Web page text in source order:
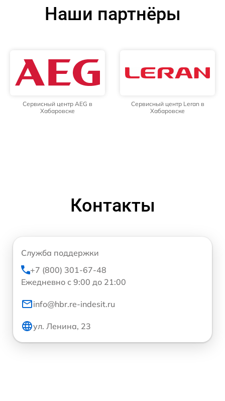
Наши партнёры
Сервисный центр AEG в
Хабаровске
Сервисный центр Leran в
Хабаровске
Контакты
Служба поддержки
+7 (800) 301-67-48
Ежедневно с 9:00 до 21:00
info@hbr.re-indesit.ru
ул. Ленина, 23